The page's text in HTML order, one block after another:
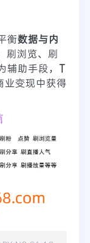
衡数据与内
刷浏览、刷
助手段， T
业变现中获得